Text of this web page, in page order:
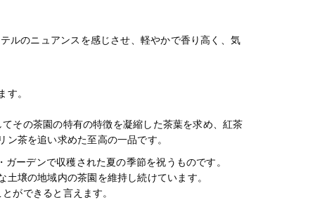
ルのニュアンスを感じさせ、軽やかで香り高く、気
。
その茶園の特有の特徴を凝縮した茶葉を求め、紅茶
茶を追い求めた至高の一品です。
ーデンで収穫された夏の季節を祝うものです。
壌の地域内の茶園を維持し続けています。
ができると言えます。